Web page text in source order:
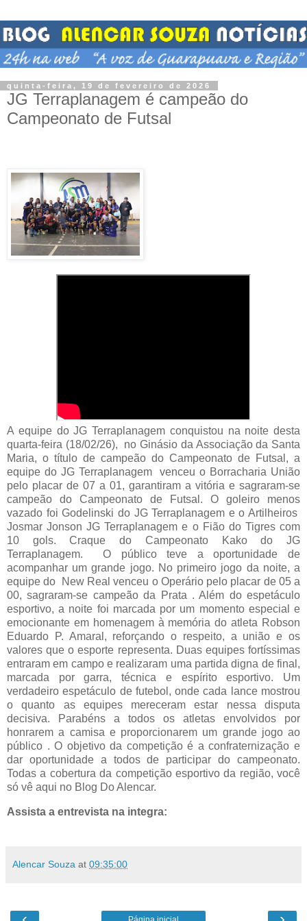
quinta-feira, 19 de fevereiro de 2026
JG Terraplanagem é campeão do
Campeonato de Futsal
A equipe do JG Terraplanagem conquistou na noite desta
quarta-feira (18/02/26), no Ginásio da Associação da Santa
Maria, o título de campeão do Campeonato de Futsal, a
equipe do JG Terraplanagem venceu o Borracharia União
pelo placar de 07 a 01, garantiram a vitória e sagraram-se
campeão do Campeonato de Futsal. O goleiro menos
vazado foi Godelinski do JG Terraplanagem e o Artilheiros
Josmar Jonson JG Terraplanagem e o Fião do Tigres com
10 gols. Craque do Campeonato Kako do JG
Terraplanagem. O público teve a oportunidade de
acompanhar um grande jogo. No primeiro jogo da noite, a
equipe do New Real venceu o Operário pelo placar de 05 a
00, sagraram-se campeão da Prata . Além do espetáculo
esportivo, a noite foi marcada por um momento especial e
emocionante em homenagem à memória do atleta Robson
Eduardo P. Amaral, reforçando o respeito, a união e os
valores que o esporte representa. Duas equipes fortíssimas
entraram em campo e realizaram uma partida digna de final,
marcada por garra, técnica e espírito esportivo. Um
verdadeiro espetáculo de futebol, onde cada lance mostrou
o quanto as equipes mereceram estar nessa disputa
decisiva. Parabéns a todos os atletas envolvidos por
honrarem a camisa e proporcionarem um grande jogo ao
público . O objetivo da competição é a confraternização e
dar oportunidade a todos de participar do campeonato.
Todas a cobertura da competição esportivo da região, você
só vê aqui no Blog Do Alencar.
Assista a entrevista na integra:
Alencar Souza at 09:35:00